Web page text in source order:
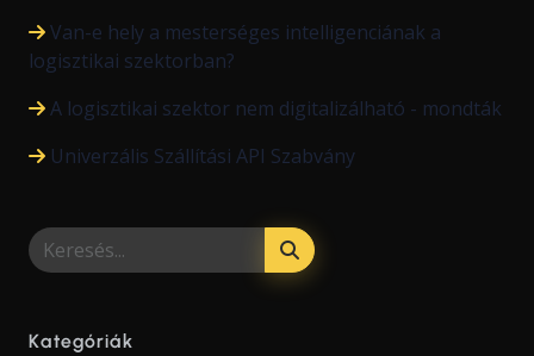
Van-e hely a mesterséges intelligenciának a
logisztikai szektorban?
A logisztikai szektor nem digitalizálható - mondták
Univerzális Szállítási API Szabvány
Kategóriák